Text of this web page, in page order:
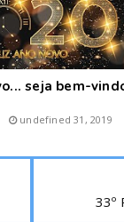
seja bem-
undefined 31, 2019
33º